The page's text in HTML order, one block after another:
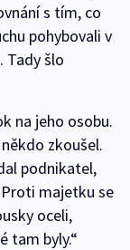
s tím, co
pohybovali v
Tady šlo
na jeho osobu.
zkoušel.
podnikatel,
majetku se
oceli,
tam byly.“